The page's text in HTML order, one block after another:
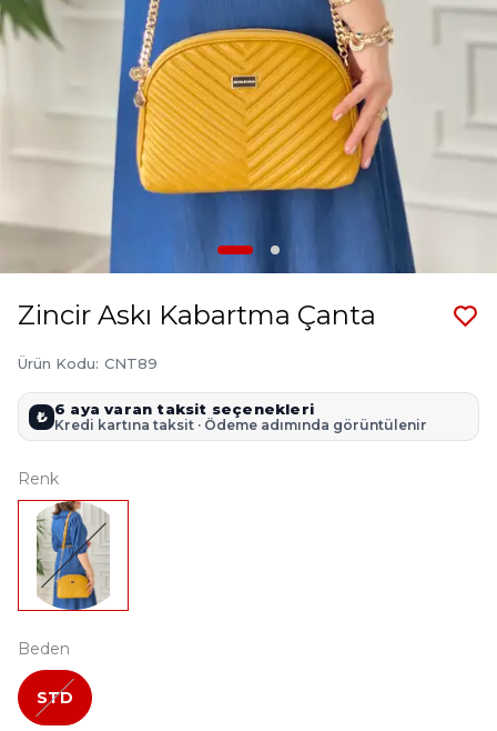
Zincir Askı Kabartma Çanta
Ürün Kodu: CNT89
₺ 6 aya varan taksit seçenekleri
Kredi kartına taksit · Ödeme adımında görüntülenir
Renk
Beden
STD